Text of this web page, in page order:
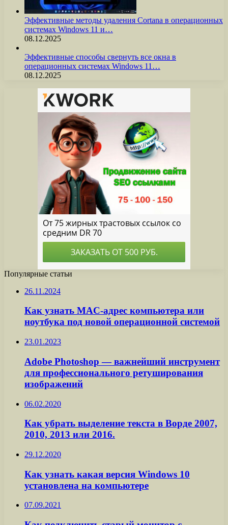
Эффективные методы удаления Cortana в операционных
системах Windows 11 и…
08.12.2025
Эффективные способы свернуть все окна в
операционных системах Windows 11…
08.12.2025
Популярные статьи
26.11.2024
Как узнать MAC-адрес компьютера или
ноутбука под новой операционной системой
23.01.2023
Adobe Photoshop — важнейший инструмент
для профессионального ретуширования
изображений
06.02.2020
Как убрать выделение текста в Ворде 2007,
2010, 2013 или 2016.
29.12.2020
Как узнать какая версия Windows 10
установлена на компьютере
07.09.2021